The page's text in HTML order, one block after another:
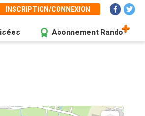
INSCRIPTION/CONNEXION
Abonnement Rando